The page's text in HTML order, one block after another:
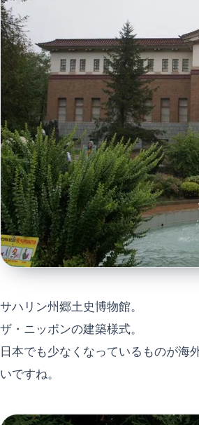
サハリン州郷土史博物館。
ザ・ニッポンの建築様式。
日本でも少なくなっているものが海
いですね。